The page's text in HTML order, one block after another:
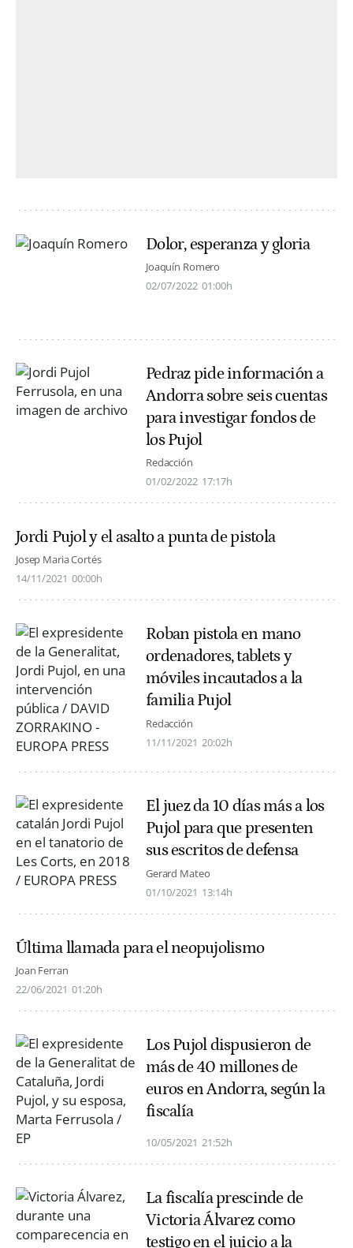
Dolor, esperanza y gloria
Joaquín Romero
02/07/2022 01:00h
Pedraz pide información a
Andorra sobre seis cuentas
para investigar fondos de
los Pujol
Redacción
01/02/2022 17:17h
Jordi Pujol y el asalto a punta de pistola
Josep Maria Cortés
14/11/2021 00:00h
Roban pistola en mano
ordenadores, tablets y
móviles incautados a la
familia Pujol
Redacción
11/11/2021 20:02h
El juez da 10 días más a los
Pujol para que presenten
sus escritos de defensa
Gerard Mateo
01/10/2021 13:14h
Última llamada para el neopujolismo
Joan Ferran
22/06/2021 01:20h
Los Pujol dispusieron de
más de 40 millones de
euros en Andorra, según la
fiscalía
10/05/2021 21:52h
La fiscalía prescinde de
Victoria Álvarez como
testigo en el juicio a la